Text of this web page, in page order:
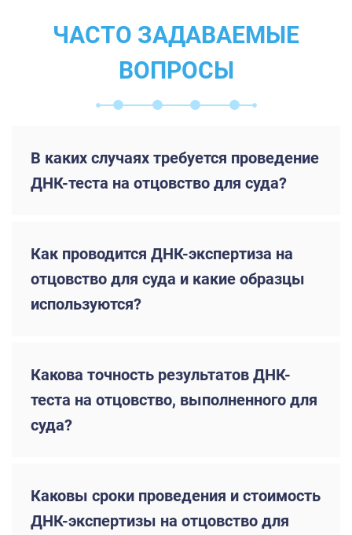
ЧАСТО ЗАДАВАЕМЫЕ
ВОПРОСЫ
В каких случаях требуется проведение
ДНК-теста на отцовство для суда?
Как проводится ДНК-экспертиза на
отцовство для суда и какие образцы
используются?
Какова точность результатов ДНК-
теста на отцовство, выполненного для
суда?
Каковы сроки проведения и стоимость
ДНК-экспертизы на отцовство для